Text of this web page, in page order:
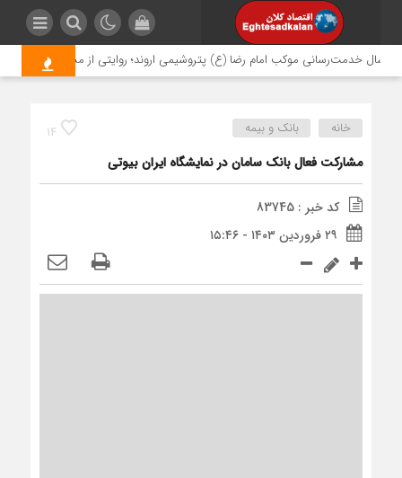
سال خدمت‌رسانی موکب امام رضا (ع) پتروشیمی اروند؛ روایتی از مسئولیت اجتماعی
14 خانه بانک و بیمه
مشارکت فعال بانک سامان در نمایشگاه ایران بیوتی
کد خبر : 83745
۲۹ فروردین ۱۴۰۳ - ۱۵:۴۶